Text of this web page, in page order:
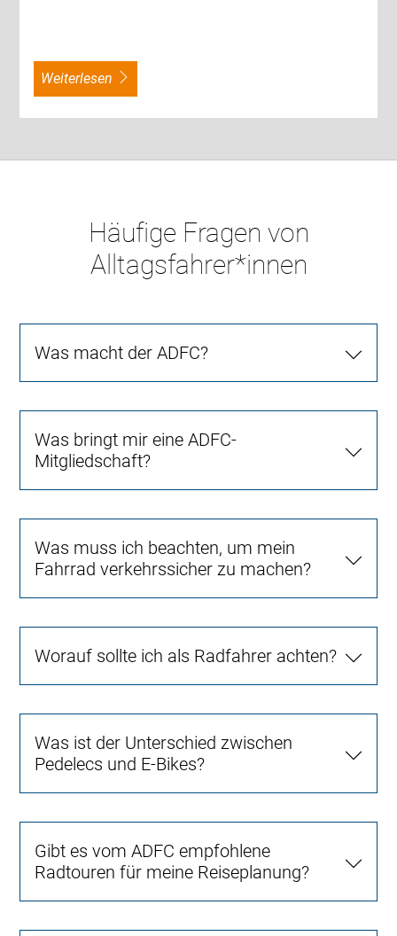
weiterlesen
Häufige Fragen von
Alltagsfahrer*innen
Was macht der ADFC?
Was bringt mir eine ADFC-
Mitgliedschaft?
Was muss ich beachten, um mein
Fahrrad verkehrssicher zu machen?
Worauf sollte ich als Radfahrer achten?
Was ist der Unterschied zwischen
Pedelecs und E-Bikes?
Gibt es vom ADFC empfohlene
Radtouren für meine Reiseplanung?